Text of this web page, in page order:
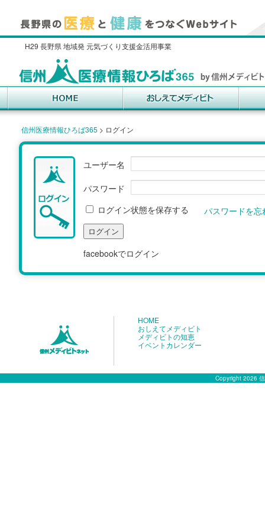
H29 長野県 地域発 元気づくり支援金活用事業
信州医療情報ひろば365 > ログイン
ユーザー名
パスワード
パスワードを
ログイン状態を保存する
facebookでログイン
HOME
おしえてメディビト
メディビトの知恵
イベントカレンダー
Copyright 2026